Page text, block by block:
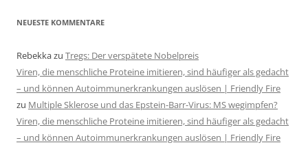
NEUESTE KOMMENTARE
Rebekkazu Tregs: Der verspätete Nobelpreis
Viren, die menschliche Proteine imitieren, sind häufiger als gedacht
– und können Autoimmunerkrankungen auslösen | Friendly Fire
zu Multiple Sklerose und das Epstein-Barr-Virus: MS wegimpfen?
Viren, die menschliche Proteine imitieren, sind häufiger als gedacht
– und können Autoimmunerkrankungen auslösen | Friendly Fire